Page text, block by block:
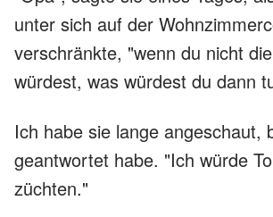
unter sich auf der
verschränkte, "wenn du nicht
würdest, was würdest du dann
Ich habe sie lange angeschaut,
geantwortet habe. "Ich würde
züchten."